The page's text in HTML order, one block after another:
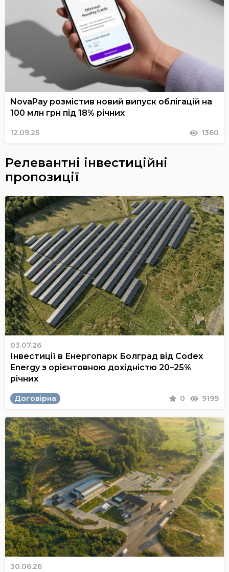
NovaPay розмістив новий випуск облігацій на
100 млн грн під 18% річних
12.09.25 1360
Релевантні інвестиційні
пропозиції
03.07.26
Інвестиції в Енергопарк Болград від Codex
Energy з орієнтовною дохідністю 20–25%
річних
Договірна 0 9199
30.06.26